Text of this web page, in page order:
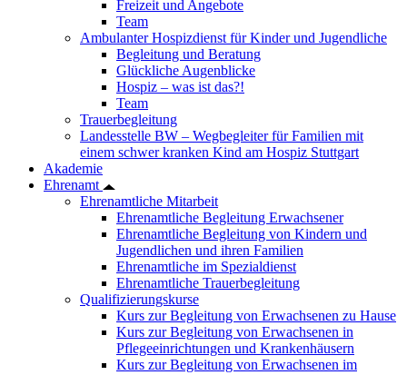
Freizeit und Angebote
Team
Ambulanter Hospizdienst für Kinder und Jugendliche
Begleitung und Beratung
Glückliche Augenblicke
Hospiz – was ist das?!
Team
Trauerbegleitung
Landesstelle BW – Wegbegleiter für Familien mit
einem schwer kranken Kind am Hospiz Stuttgart
Akademie
Ehrenamt
Ehrenamtliche Mitarbeit
Ehrenamtliche Begleitung Erwachsener
Ehrenamtliche Begleitung von Kindern und
Jugendlichen und ihren Familien
Ehrenamtliche im Spezialdienst
Ehrenamtliche Trauerbegleitung
Qualifizierungskurse
Kurs zur Begleitung von Erwachsenen zu Hause
Kurs zur Begleitung von Erwachsenen in
Pflegeeinrichtungen und Krankenhäusern
Kurs zur Begleitung von Erwachsenen im